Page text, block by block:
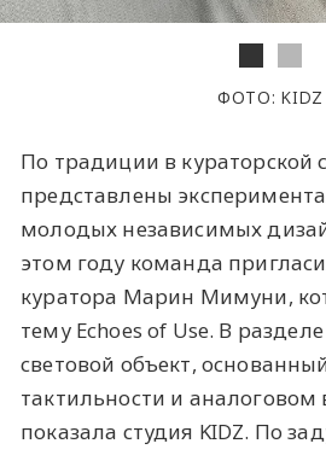
ФОТО: KIDZ
По традиции в кураторской
представлены
молодых независимых
этом году команда
куратора Марин Мимуни,
тему Echoes of Use. В
световой объект,
тактильности и
показала студия KIDZ. По